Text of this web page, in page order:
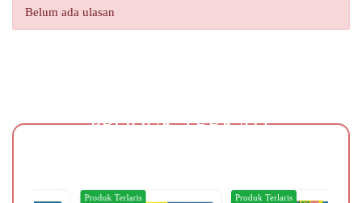
Belum ada ulasan
PRODUK TERKAIT
Produk Terlaris Produk Terlaris